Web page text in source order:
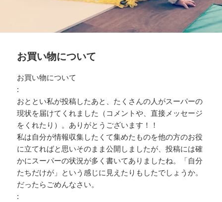
お買い物について
お買い物について
:
おととい私が投稿したあと、たくさんの人がスーパーの
現状を届けてくれました（コメントや、直接メッセージ
をくれたり）。ありがとうございます！！
私は自分が情報収集したくて集めたものを他の方のお役
に立てればと思いそのまま公開しましたが、投稿には確
かにスーパーの状況が多く書いてありましたね。「自分
たちだけが」という感じに見えたりもしたでしょうか。
だったらごめんなさい。
: